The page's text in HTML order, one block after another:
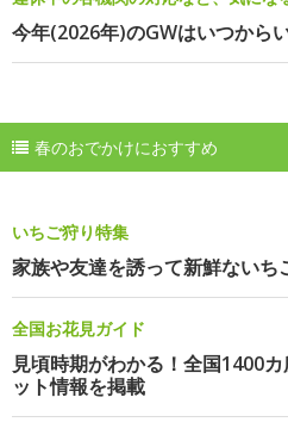
今年(2026年)のGWはいつから
春のおでかけにおすすめ
いちご狩り特集
家族や友達を誘って新鮮ないち
全国お花見ガイド
見頃時期がわかる！全国1400
ット情報を掲載